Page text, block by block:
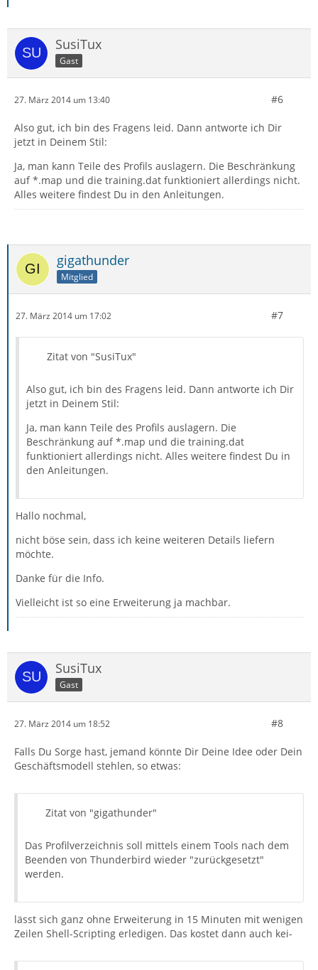
SusiTux
Gast
27. März 2014 um 13:40 #6
Also gut, ich bin des Fragens leid. Dann antworte ich Dir
jetzt in Deinem Stil:
Ja, man kann Teile des Profils auslagern. Die Beschränkung
auf *.map und die training.dat funktioniert allerdings nicht.
Alles weitere findest Du in den Anleitungen.
gigathunder
Mitglied
27. März 2014 um 17:02 #7
Zitat von "SusiTux"
Also gut, ich bin des Fragens leid. Dann antworte ich Dir
jetzt in Deinem Stil:
Ja, man kann Teile des Profils auslagern. Die
Beschränkung auf *.map und die training.dat
funktioniert allerdings nicht. Alles weitere findest Du in
den Anleitungen.
Hallo nochmal,
nicht böse sein, dass ich keine weiteren Details liefern
möchte.
Danke für die Info.
Vielleicht ist so eine Erweiterung ja machbar.
SusiTux
Gast
27. März 2014 um 18:52 #8
Falls Du Sorge hast, jemand könnte Dir Deine Idee oder Dein
Geschäftsmodell stehlen, so etwas:
Zitat von "gigathunder"
Das Profilverzeichnis soll mittels einem Tools nach dem
Beenden von Thunderbird wieder "zurückgesetzt"
werden.
lässt sich ganz ohne Erweiterung in 15 Minuten mit wenigen
Zeilen Shell-Scripting erledigen. Das kostet dann auch kei-